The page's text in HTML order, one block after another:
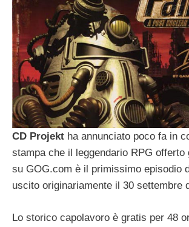
CD Projekt ha annunciato poco fa in
stampa che il leggendario RPG offerto
su GOG.com è il primissimo episodio
uscito originariamente il 30 settembre
Lo storico capolavoro è gratis per 48